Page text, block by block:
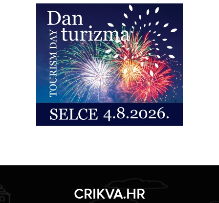
CRIKVA.HR